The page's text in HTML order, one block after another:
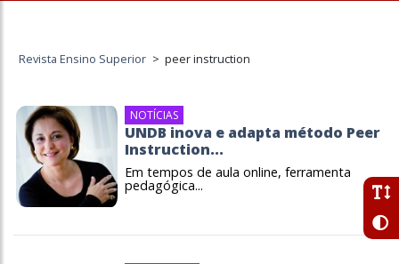
Revista Ensino Superior > peer instruction
NOTÍCIAS
UNDB inova e adapta método Peer
Instruction...
Em tempos de aula online, ferramenta
pedagógica...